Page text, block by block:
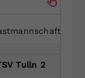
Tulln 2